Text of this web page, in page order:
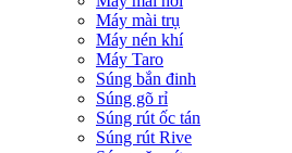
Máy mài trụ
Máy nén khí
Máy Taro
Súng bắn đinh
Súng gõ rỉ
Súng rút ốc tán
Súng rút Rive